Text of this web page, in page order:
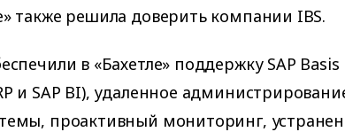
также решила доверить компании IBS.
в «Бахетле» поддержку SAP Basis
и SAP BI), удаленное
проактивный мониторинг,